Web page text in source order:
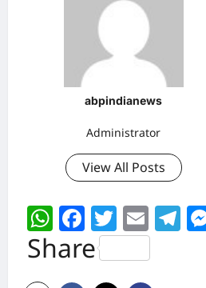
abpindianews
Administrator
View All Posts
WhatsApp
Facebook
Twitter
Share